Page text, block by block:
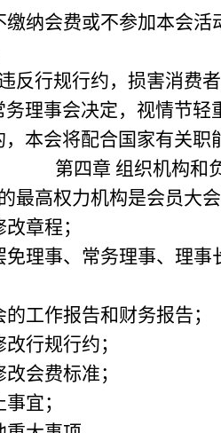
缴纳会费或不参加本会
反行规行约，损害消费
务理事会决定，视情节
本会将配合国家有关职
第四章 组织机构和
最高权力机构是会员大
章程；
免理事、常务理事、理
的工作报告和财务报告；
改行规行约；
改会费标准；
宜；